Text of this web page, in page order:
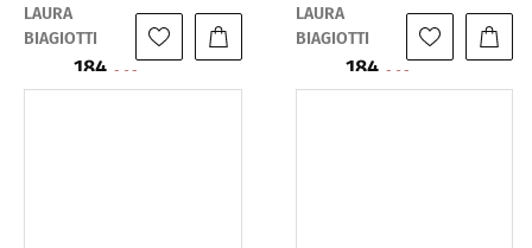
LAURA
BIAGIOTTI
184
₾
263
LAURA
BIAGIOTTI
184
₾
263